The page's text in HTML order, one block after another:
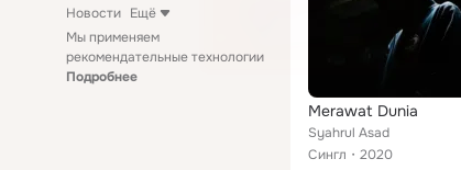
Новости Ещё
Мы применяем
рекомендательные технологии
Подробнее
Merawat Dunia
Syahrul Asad
Сингл
2020